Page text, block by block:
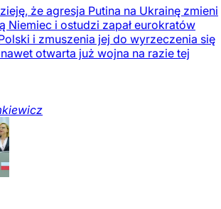
że agresja Putina na Ukrainę zmieni
Niemiec i ostudzi zapał eurokratów
i zmuszenia jej do wyrzeczenia się
otwarta już wojna na razie tej